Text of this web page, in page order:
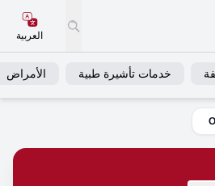
العربية
خدمات تأشيرة طبية الأمراض